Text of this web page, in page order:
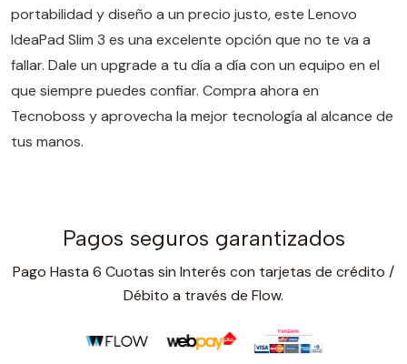
portabilidad y diseño a un precio justo, este Lenovo
IdeaPad Slim 3 es una excelente opción que no te va a
fallar. Dale un upgrade a tu día a día con un equipo en el
que siempre puedes confiar. Compra ahora en
Tecnoboss y aprovecha la mejor tecnología al alcance de
tus manos.
Pagos seguros garantizados
Pago Hasta 6 Cuotas sin Interés con tarjetas de crédito /
Débito a través de Flow.